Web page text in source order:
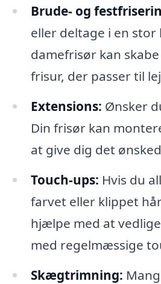
Brude- og
eller deltage i en stor
damefrisør kan
frisur, der passer til
Extensions: Ønsker
Din frisør kan
at give dig det
Touch-ups: Hvis du
farvet eller klippet
hjælpe med at
med regelmæssige
Skægtrimning: